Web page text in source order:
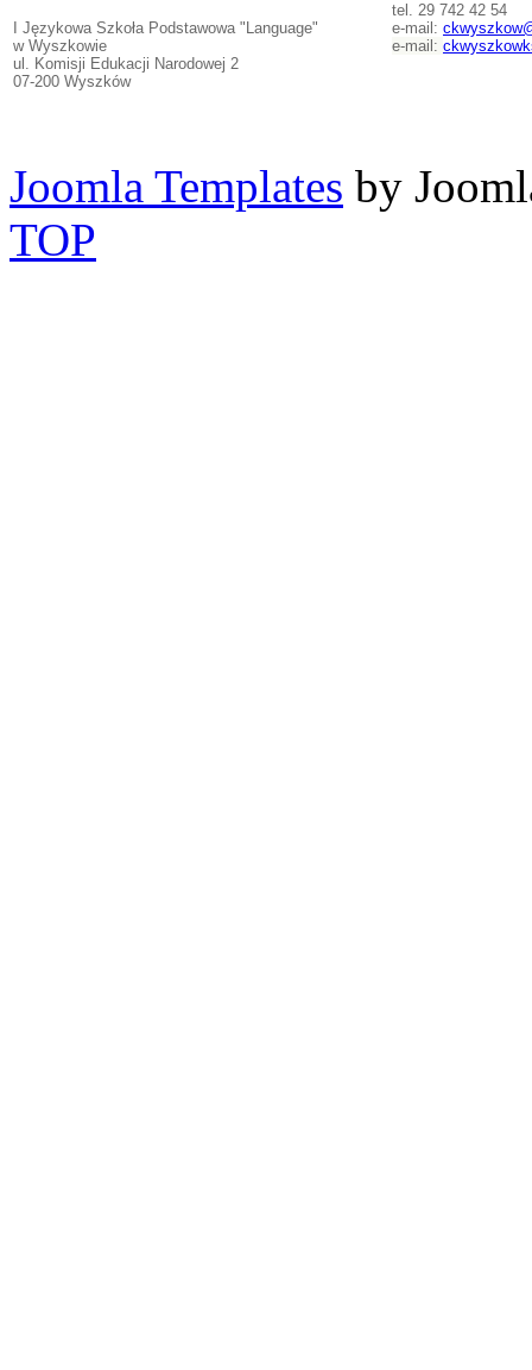
I Językowa Szkoła Podstawowa "Language"
w Wyszkowie
ul. Komisji Edukacji Narodowej 2
07-200 Wyszków
tel. 29 742 42 54
e-mail:
e-mail:
Joomla Templates by
TOP